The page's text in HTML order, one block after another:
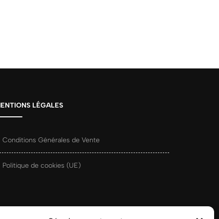
LÉGALES
Conditions Générales de Vente
Politique de cookies (UE)